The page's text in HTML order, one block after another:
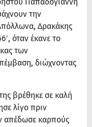
την
Δρακάκης
όταν έκανε το
των
διώχνοντας
βρέθηκε σε καλή
λίγο πριν
απέδωσε καρπούς